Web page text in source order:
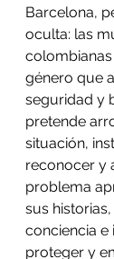
Barcelona,
oculta: las
género que
seguridad y
pretende
situación,
reconocer y
problema
sus
conciencia e
proteger y